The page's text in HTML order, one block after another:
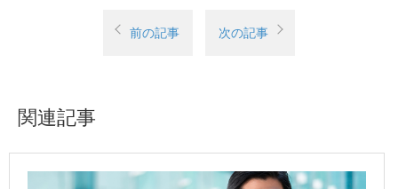
前の記事 次の記事
関連記事